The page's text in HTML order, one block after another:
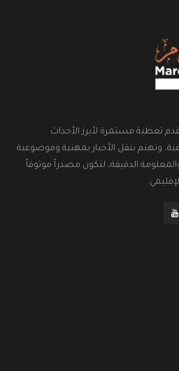
تغطية مستمرة لأبرز الأحداث
وتهتم بنقل الأخبار بمهنية وموضوعية
الدقيقة، لتكون مصدراً موثوقاً